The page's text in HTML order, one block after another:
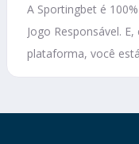
A Sportingbet é
Jogo Responsável.
plataforma, você